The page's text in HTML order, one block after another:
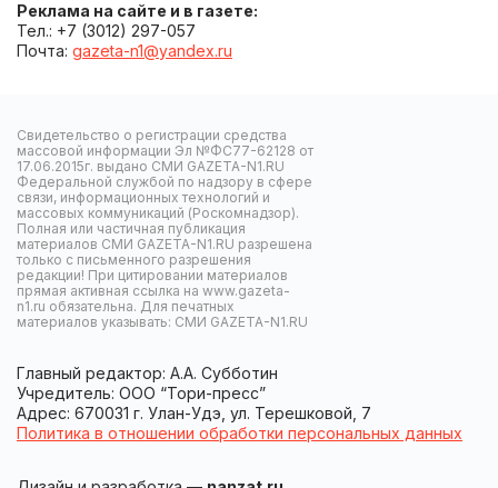
Реклама на сайте и в газете:
Тел.: +7 (3012) 297-057
Почта: gazeta-n1@yandex.ru
Свидетельство о регистрации средства
массовой информации Эл №ФС77-62128 от
17.06.2015г. выдано СМИ GAZETA-N1.RU
Федеральной службой по надзору в сфере
связи, информационных технологий и
массовых коммуникаций (Роскомнадзор).
Полная или частичная публикация
материалов СМИ GAZETA-N1.RU разрешена
только с письменного разрешения
редакции! При цитировании материалов
прямая активная ссылка на www.gazeta-
n1.ru обязательна. Для печатных
материалов указывать: СМИ GAZETA-N1.RU
Главный редактор: А.А. Субботин
Учредитель: ООО “Тори-пресс”
Адрес: 670031 г. Улан-Удэ, ул. Терешковой, 7
Политика в отношении обработки персональных данных